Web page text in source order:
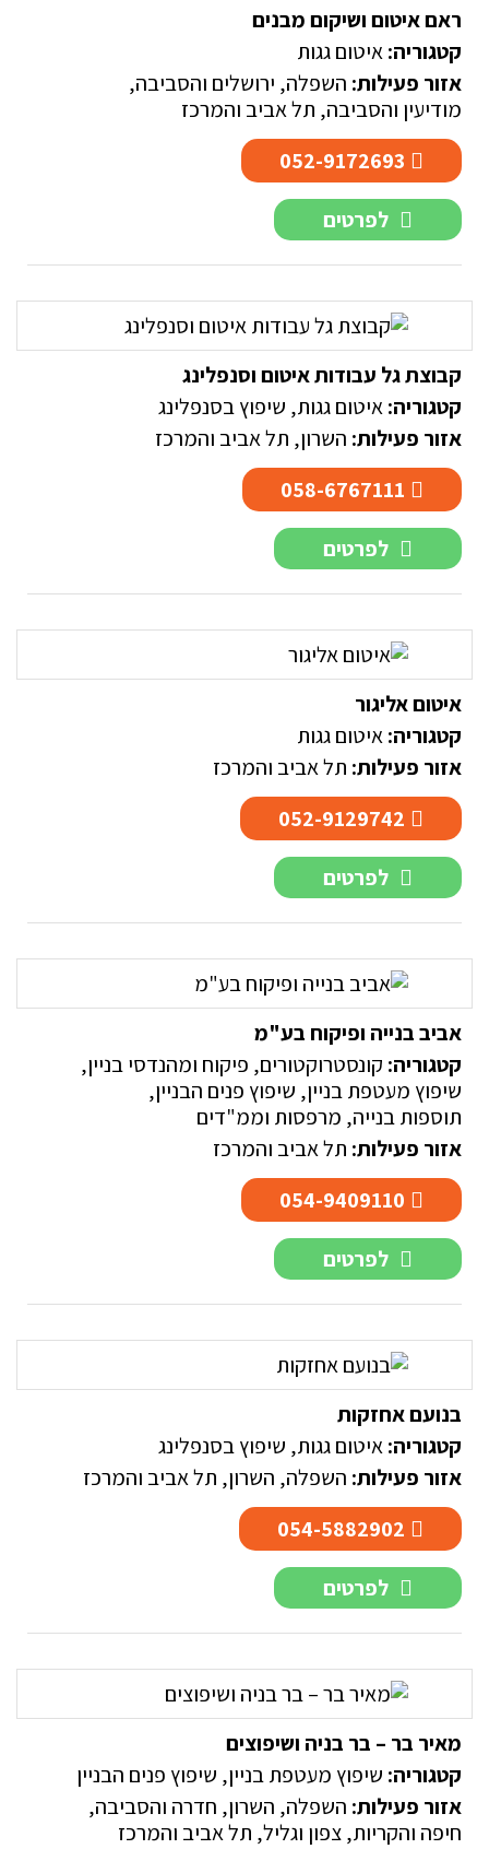
ראם איטום ושיקום מבנים
קטגוריה:איטום גגות
אזור פעילות: השפלה, ירושלים והסביבה,
מודיעין והסביבה, תל אביב והמרכז
052-9172693
לפרטים
קבוצת גל עבודות איטום וסנפלינג
קטגוריה:איטום גגות, שיפוץ בסנפלינג
אזור פעילות: השרון, תל אביב והמרכז
058-6767111
לפרטים
איטום אליגור
קטגוריה:איטום גגות
אזור פעילות: תל אביב והמרכז
052-9129742
לפרטים
אביב בנייה ופיקוח בע"מ
קטגוריה: קונסטרוקטורים, פיקוח ומהנדסי בניין,
שיפוץ מעטפת בניין, שיפוץ פנים הבניין,
תוספות בנייה, מרפסות וממ"דים
אזור פעילות: תל אביב והמרכז
054-9409110
לפרטים
בנועם אחזקות
קטגוריה:איטום גגות, שיפוץ בסנפלינג
אזור פעילות: השפלה, השרון, תל אביב והמרכז
054-5882902
לפרטים
מאיר בר – בר בניה ושיפוצים
קטגוריה: שיפוץ מעטפת בניין, שיפוץ פנים הבניין
אזור פעילות: השפלה, השרון, חדרה והסביבה,
חיפה והקריות,צפון וגליל, תל אביב והמרכז